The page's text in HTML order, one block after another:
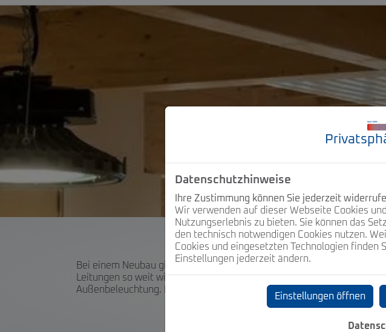
Bei einem Neubau gilt es, Stromkreise und Lichtschalter im Voraus
Leitungen so weit wie möglich berücksichtigt werden. Dabei geht es
Außenbeleuchtung. Dies gilt nicht zuletzt wegen der
Datenschutzhinweise
Ihre Zustimmung können Sie jederzeit
Wir verwenden auf dieser Webseite Cookies
Nutzungserlebnis zu bieten. Sie können das
den technisch notwendigen Cookies nutzen.
Cookies und eingesetzten Technologien finden
Einstellungen jederzeit ändern.
Einstellungen öffnen